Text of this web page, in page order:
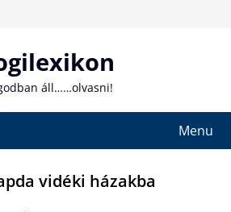
áll……olvasni!
Menu
vidéki házakba